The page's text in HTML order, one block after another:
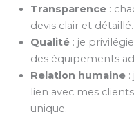
Transparence:
devis clair et détaillé.
Qualité: je
des équipements
Relation humaine:
lien avec mes
unique.